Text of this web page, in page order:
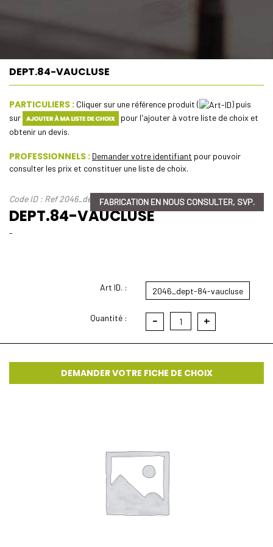
DEPT.84-VAUCLUSE
PARTICULIERS : Cliquer sur une référence produit (
) puis
sur
pour l'ajouter à votre liste de choix et
obtenir un devis.
PROFESSIONNELS : Demander votre identifiant pour pouvoir
consulter les prix et constituer une liste de choix.
Code ID : Ref 2046_dept-84-vaucluse
DEPT.84-VAUCLUSE
FABRICATION EN NOUS CONSULTER, SVP.
-
Art ID. :
Quantité :
2046_dept-84-vaucluse
- 1 +
DEMANDER VOTRE FICHE DE CHOIX